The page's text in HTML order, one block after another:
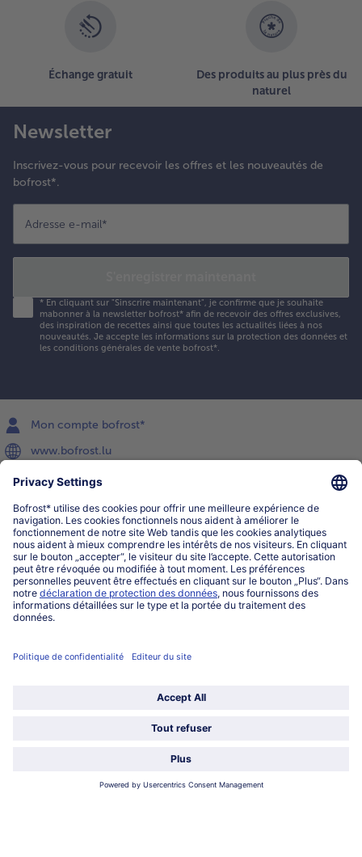
Échange gratuit
Des produits au plus près du
naturel
Newsletter
Inscrivez-vous pour recevoir les offres et les nouveautés de
bofrost*.
Adresse e-mail*
* En cliquant sur "Sinscrire maintenant", je confirme que je souhaite
mabonner à la newsletter bofrost* afin de recevoir des offres exclusives,
des inspiration de recettes ainsi que toutes les actualités liées à nos
nouveautés. Je accepte les informations sur la protection des données et
les conditions générales de vente bofrost*.
Mon compte bofrost*
www.bofrost.lu
service@bofrost.lu
027863232
Lu-ve : 8h-20h Sa : 10h-16h
Service
Qui sommes-nous?